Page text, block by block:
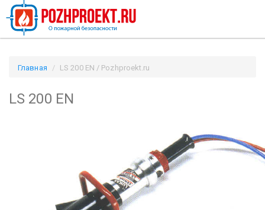
Главная LS 200 EN / Pozhproekt.ru
LS 200 EN